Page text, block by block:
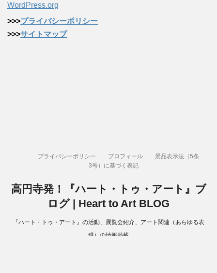
WordPress.org
>>>プライバシーポリシー
>>>サイトマップ
プライバシーポリシー プロフィール
景品表示法（5条
3号）に基づく表記
高円寺発！『ハート・トゥ・アート』ブ
ログ | Heart to Art BLOG
『ハート・トゥ・アート』の活動、展覧会紹介、アート関連（あらゆる表
現）の情報満載